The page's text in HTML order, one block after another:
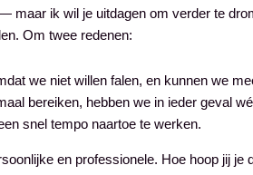
maar ik wil je uitdagen om verder te
Om twee redenen:
we niet willen falen, en kunnen we
bereiken, hebben we in ieder geval
snel tempo naartoe te werken.
en professionele. Hoe hoop jij je